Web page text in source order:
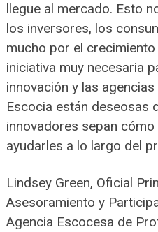
llegue al mercado. Esto
los inversores, los
mucho por el
iniciativa muy necesaria
innovación y las
Escocia están deseosas
innovadores sepan
ayudarles a lo largo del
Lindsey Green, Oficial
Asesoramiento y
Agencia Escocesa de